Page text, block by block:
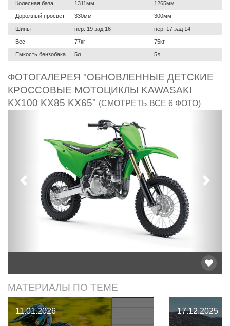
Колесная база
Дорожный просвет
Шины
Вес
Емкость бензобака
1311мм 1265мм
330мм 300мм
пер. 19 зад 16 пер. 17 зад 14
77кг 75кг
5л 5л
ФОТОГАЛЕРЕЯ "ОБНОВЛЕННЫЕ ДЕТСКИЕ
КРОССОВЫЕ МОТОЦИКЛЫ KAWASAKI
KX100 KX85 KX65" (СМОТРЕТЬ ВСЕ 6 ФОТО)
Предыдущий
МАТЕРИАЛЫ ПО ТЕМЕ
11.01.2026 17.12.2025